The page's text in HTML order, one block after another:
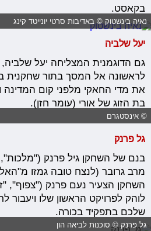
בקאסט.
נאיה בינשטוק © באדיבות סרטי יונייטד קינג
יעל שלביה
לראשונה אל המסך בתור
את מדי החאקי מלפני קום
בת הזוג של אורי (עומר חזן).
© אינסטגרם
גל פרנק
בנם של השחקן גיל פרנק
מרב גרובר (לנצח טובה גמזו
השחקן הצעיר נעם פרנק ("צפוף",
לוהק לפרויקט הראשון שלו ויעבור
שלכם בתפקיד בכורה.
גל פרנק © סוכנות לביאה הון